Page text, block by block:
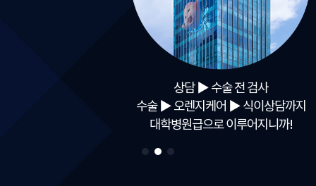
수술 전 검사
오렌지케어▶식이상담까지
대학병원급으로 이루어지니까!